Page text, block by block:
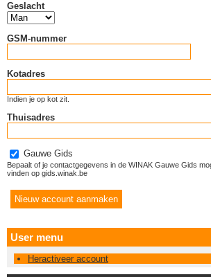
Geslacht
GSM-nummer
Kotadres
Indien je op kot zit.
Thuisadres
Gauwe Gids
Bepaalt of je contactgegevens in de WINAK Gauwe Gids
vinden op gids.winak.be
User menu
Heractiveer account